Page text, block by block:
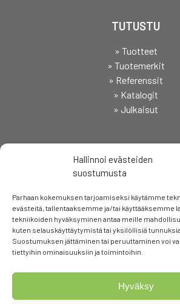
Hallinnoi evästeiden
suostumusta
Parhaan kokemuksen tarjoamiseksi käytämme
evästeitä, tallentaaksemme ja/tai käyttääksemme
tekniikoiden hyväksyminen antaa meille
kuten selauskäyttäytymistä tai yksilöllisiä
Suostumuksen jättäminen tai peruuttaminen voi
tiettyihin ominaisuuksiin ja toimintoihin.
Hyväksy
TUTUSTU
» Tuotteet
» Tuotemerkit
» Referenssit
» Katalogit
» Julkaisut
SEURAA